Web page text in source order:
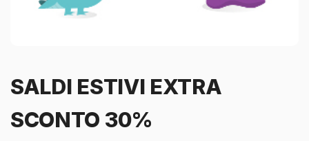
SALDI ESTIVI EXTRA
SCONTO 30%